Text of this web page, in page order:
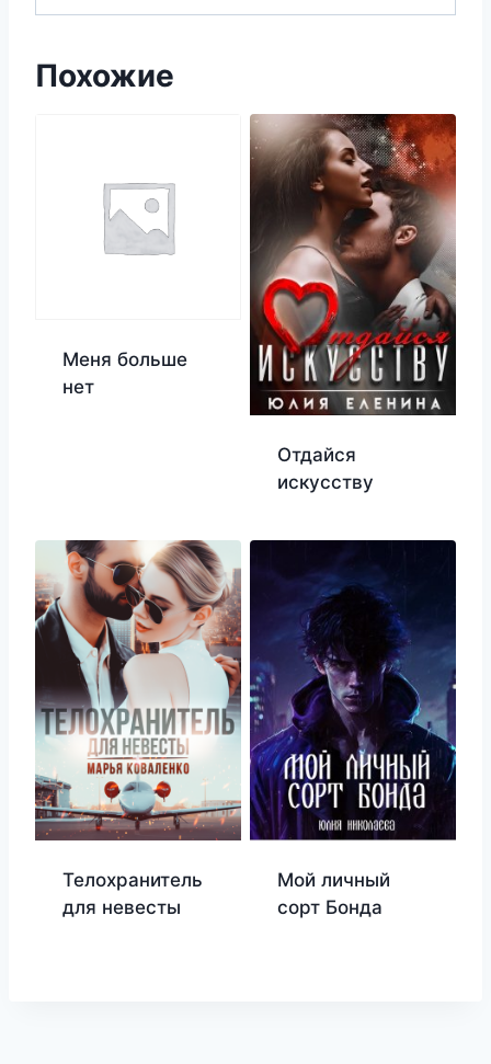
Похожие
Меня больше
нет
Отдайся
искусству
Телохранитель
для невесты
Мой личный
сорт Бонда